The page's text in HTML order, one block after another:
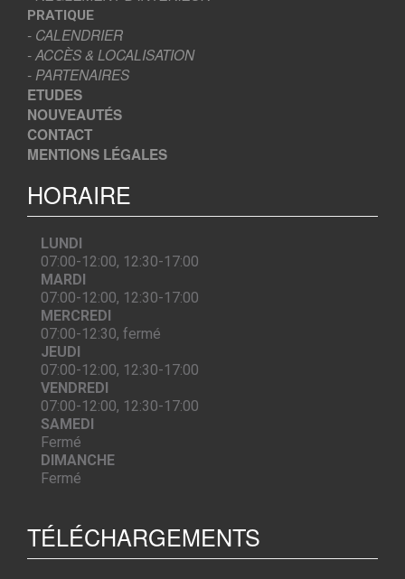
PRATIQUE
- CALENDRIER
- ACCÈS & LOCALISATION
- PARTENAIRES
ETUDES
NOUVEAUTÉS
CONTACT
MENTIONS LÉGALES
HORAIRE
LUNDI
07:00-12:00, 12:30-17:00
MARDI
07:00-12:00, 12:30-17:00
MERCREDI
07:00-12:30, fermé
JEUDI
07:00-12:00, 12:30-17:00
VENDREDI
07:00-12:00, 12:30-17:00
SAMEDI
Fermé
DIMANCHE
Fermé
TÉLÉCHARGEMENTS